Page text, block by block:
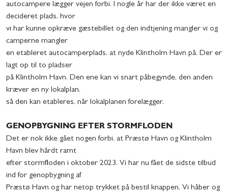
autocampere lægger vejen forbi. I nogle år har der ikke været en
decideret plads, hvor
vi har kunne opkræve gæstebillet og den indtjening mangler vi og
camperne mangler
en etableret autocamperplads, at nyde Klintholm Havn på. Der er
lagt op til to pladser
på Klintholm Havn. Den ene kan vi snart påbegynde, den anden
kræver en ny lokalplan,
så den kan etableres, når lokalplanen forelægger.
GENOPBYGNING EFTER STORMFLODEN
Det er nok ikke gået nogen forbi, at Præstø Havn og Klintholm
Havn blev hårdt ramt
efter stormfloden i oktober 2023. Vi har nu fået de sidste tilbud
ind for genopbygning af
Præstø Havn og har netop trykket på bestil knappen. Vi håber og